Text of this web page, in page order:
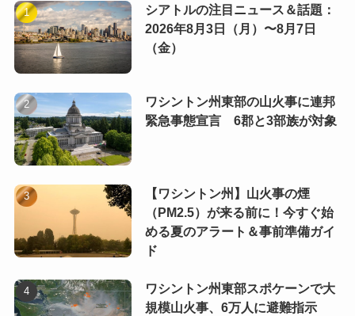
シアトルの注目ニュース＆話題：
2026年8月3日（月）〜8月7日
（金）
ワシントン州東部の山火事に連邦
緊急事態宣言 6郡と3部族が対象
【ワシントン州】山火事の煙
（PM2.5）が来る前に！今すぐ始
める夏のアラート＆事前準備ガイ
ド
ワシントン州東部スポケーンで大
規模山火事、6万人に避難指示